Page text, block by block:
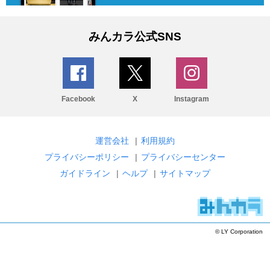
みんカラ公式SNS
Facebook X Instagram
運営会社 | 利用規約
プライバシーポリシー
| プライバシーセンター
ガイドライン
| ヘルプ | サイトマップ
© LY Corporation